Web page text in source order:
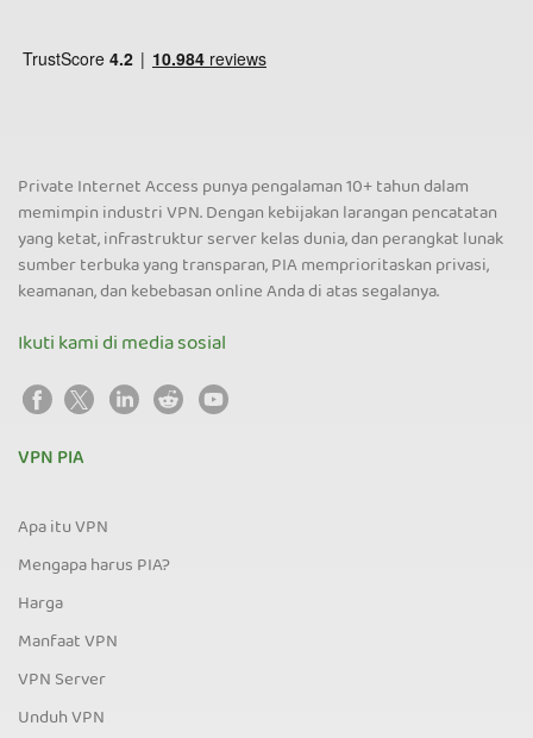
Private Internet Access punya pengalaman 10+ tahun dalam
memimpin industri VPN. Dengan kebijakan larangan pencatatan
yang ketat, infrastruktur server kelas dunia, dan perangkat lunak
sumber terbuka yang transparan, PIA memprioritaskan privasi,
keamanan, dan kebebasan online Anda di atas segalanya.
Ikuti kami di media sosial
VPN PIA
Apa itu VPN
Mengapa harus PIA?
Harga
Manfaat VPN
VPN Server
Unduh VPN